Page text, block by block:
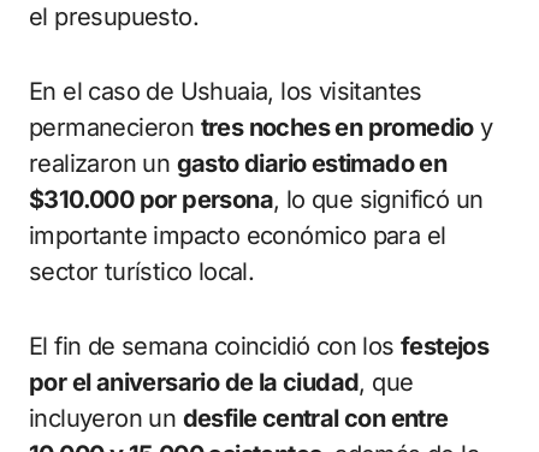
el presupuesto.
En el caso de Ushuaia, los visitantes
permanecieron tres noches en promedioy
realizaron un gasto diario estimado en
$310.000 por persona, lo que significó un
importante impacto económico para el
sector turístico local.
El fin de semana coincidió con los festejos
por el aniversario de la ciudad, que
incluyeron un desfile central con entre